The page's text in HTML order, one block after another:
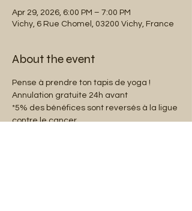
Apr 29, 2026, 6:00 PM – 7:00 PM
Vichy, 6 Rue Chomel, 03200 Vichy, France
About the event
Pense à prendre ton tapis de yoga !
Annulation gratuite 24h avant
*5% des bénéfices sont reversés à la ligue
contre le cancer.